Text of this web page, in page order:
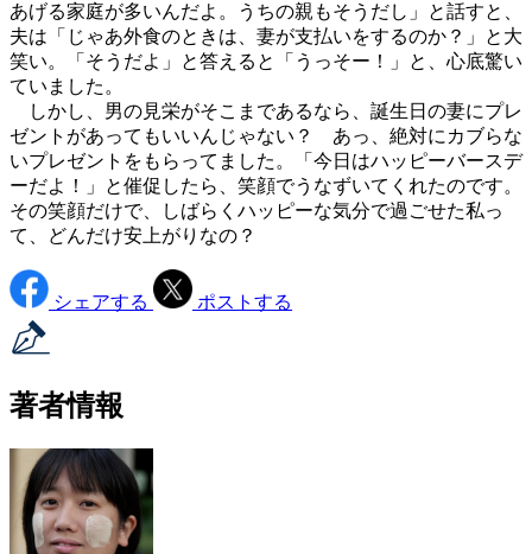
あげる家庭が多いんだよ。うちの親もそうだし」と話すと、
夫は「じゃあ外食のときは、妻が支払いをするのか？」と大
笑い。「そうだよ」と答えると「うっそー！」と、心底驚い
ていました。
しかし、男の見栄がそこまであるなら、誕生日の妻にプレ
ゼントがあってもいいんじゃない？ あっ、絶対にカブらな
いプレゼントをもらってました。「今日はハッピーバースデ
ーだよ！」と催促したら、笑顔でうなずいてくれたのです。
その笑顔だけで、しばらくハッピーな気分で過ごせた私っ
て、どんだけ安上がりなの？
シェアする ポストする
著者情報